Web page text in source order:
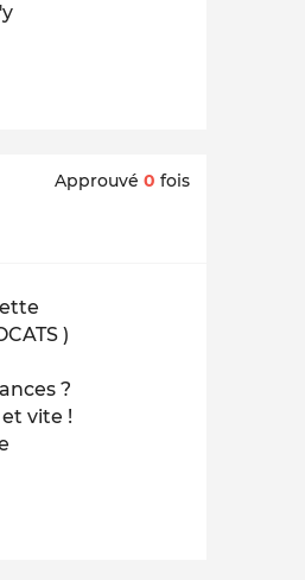
Approuvé 0 fois
)
?
vite !